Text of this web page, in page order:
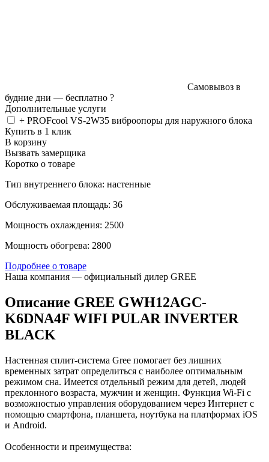
Самовывоз в
будние дни — бесплатно ?
Дополнительные услуги
+ PROFcool VS-2W35 виброопоры для наружного блока
Купить в 1 клик
В корзину
Вызвать замерщика
Коротко о товаре
Тип внутреннего блока: настенные
Обслуживаемая площадь: 36
Мощность охлаждения: 2500
Мощность обогрева: 2800
Подробнее о товаре
Наша компания — официальный дилер GREE
Описание GREE GWH12AGC-
K6DNA4F WIFI PULAR INVERTER
BLACK
Настенная сплит-система Gree помогает без лишних
временных затрат определиться с наиболее оптимальным
режимом сна. Имеется отдельный режим для детей, людей
преклонного возраста, мужчин и женщин. Функция Wi-Fi с
возможностью управления оборудованием через Интернет с
помощью смартфона, планшета, ноутбука на платформах iOS
и Android.
Особенности и преимущества: